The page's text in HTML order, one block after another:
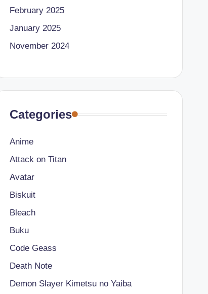
February 2025
January 2025
November 2024
Categories
Anime
Attack on Titan
Avatar
Biskuit
Bleach
Buku
Code Geass
Death Note
Demon Slayer Kimetsu no Yaiba